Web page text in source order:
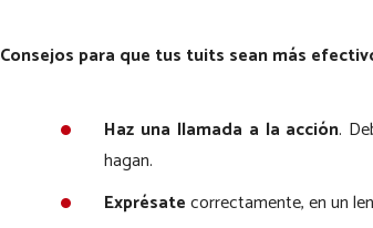
Consejos para que tus tuits sean más
Haz una llamada a la acción.
hagan.
Exprésatecorrectamente, en un